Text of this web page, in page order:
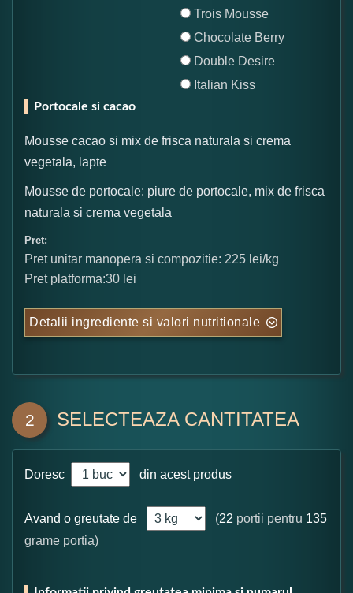
Trois Mousse
Chocolate Berry
Double Desire
Italian Kiss
Portocale si cacao
Mousse cacao si mix de frisca naturala si crema
vegetala, lapte
Mousse de portocale: piure de portocale, mix de frisca
naturala si crema vegetala
Pret:
Pret unitar manopera si compozitie: 225 lei/kg
Pret platforma:30 lei
Detalii ingrediente si valori nutritionale
2 SELECTEAZA CANTITATEA
Doresc din acest produs
Avand o greutate de (22 portii pentru 135
grame portia)